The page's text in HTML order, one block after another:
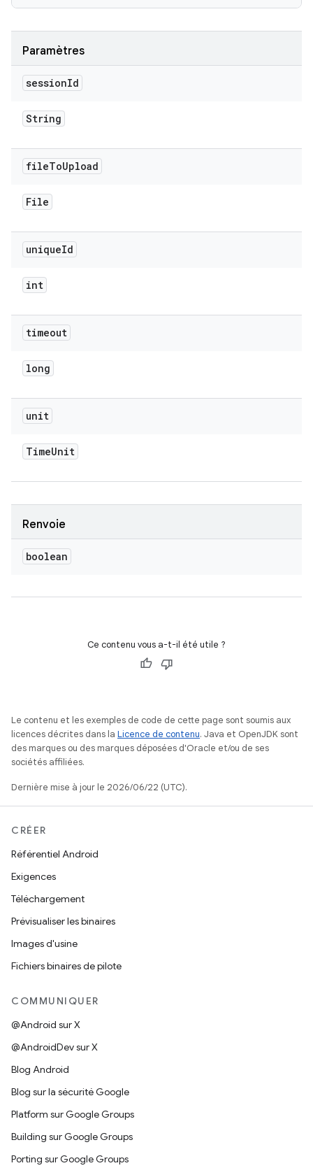
Paramètres
sessionId
String
fileToUpload
File
uniqueId
int
timeout
long
unit
TimeUnit
Renvoie
boolean
Ce contenu vous a-t-il été utile ?
Le contenu et les exemples de code de cette page sont soumis aux
licences décrites dans la Licence de contenu. Java et OpenJDK sont
des marques ou des marques déposées d'Oracle et/ou de ses
sociétés affiliées.
Dernière mise à jour le 2026/06/22 (UTC).
CRÉER
Référentiel Android
Exigences
Téléchargement
Prévisualiser les binaires
Images d'usine
Fichiers binaires de pilote
COMMUNIQUER
@Android sur X
@AndroidDev sur X
Blog Android
Blog sur la sécurité Google
Platform sur Google Groups
Building sur Google Groups
Porting sur Google Groups